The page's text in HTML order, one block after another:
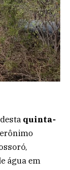
quinta-
água em